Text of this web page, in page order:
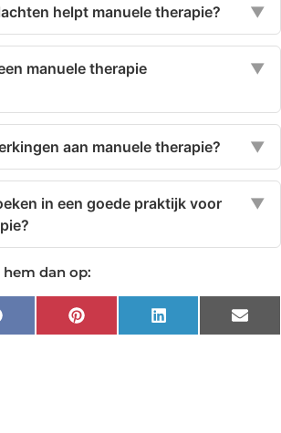
helpt manuele therapie? ▼
manuele therapie
▼
aan manuele therapie? ▼
in een goede praktijk voor
▼
dan op:
Facebook Pinterest LinkedIn